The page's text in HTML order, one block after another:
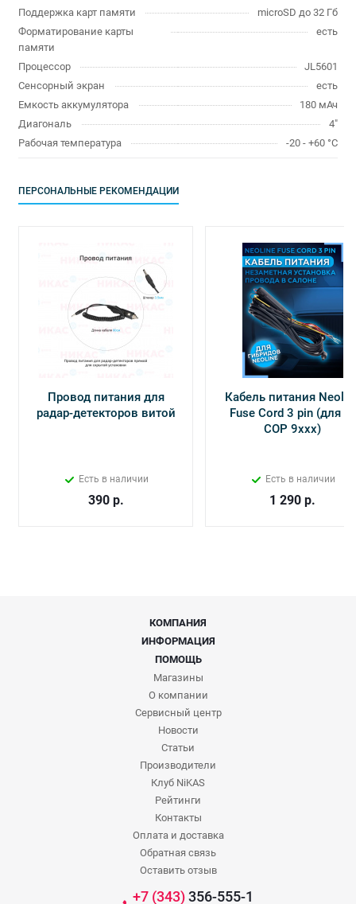
Поддержка карт памяти
microSD до 32 Гб
Форматирование карты
памяти
есть
Процессор
JL5601
Сенсорный экран
есть
Емкость аккумулятора
180 мАч
Диагональ
4"
Рабочая температура
-20 - +60 °C
ПЕРСОНАЛЬНЫЕ РЕКОМЕНДАЦИИ
Провод питания для
радар-детекторов витой
Есть в наличии
390р.
Кабель питания
Fuse Cord 3 pin (для Х-
СОР 9ххх)
Есть в наличии
1 290 р.
КОМПАНИЯ
ИНФОРМАЦИЯ
ПОМОЩЬ
Магазины
О компании
Сервисный центр
Новости
Статьи
Производители
Клуб NiKAS
Рейтинги
Контакты
Оплата и доставка
Обратная связь
Оставить отзыв
+7 (343)356-555-1